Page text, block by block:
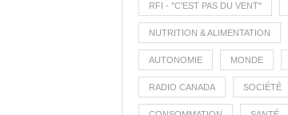
RFI - "C'EST PAS DU VENT"
NUTRITION & ALIMENTATION
AUTONOMIE MONDE
RADIO CANADA SOCIÉTÉ